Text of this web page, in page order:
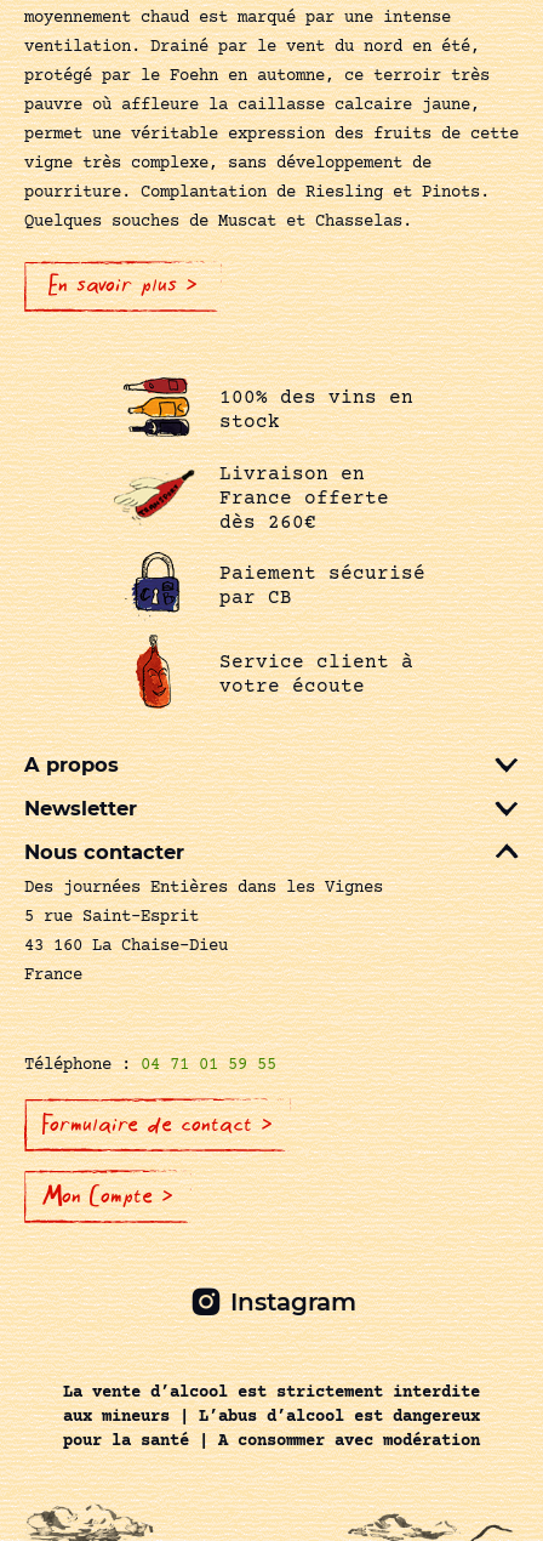
moyennement chaud est marqué par une intense
ventilation. Drainé par le vent du nord en été,
protégé par le Foehn en automne, ce terroir très
pauvre où affleure la caillasse calcaire jaune,
permet une véritable expression des fruits de cette
vigne très complexe, sans développement de
pourriture. Complantation de Riesling et Pinots.
Quelques souches de Muscat et Chasselas.
En savoir plus >
100% des vins en
stock
Livraison en
France offerte
dès 260€
Paiement sécurisé
par CB
Service client à
votre écoute
A propos
Newsletter
Nous contacter
Des journées Entières dans les Vignes
5 rue Saint-Esprit
43 160 La Chaise-Dieu
France
Téléphone :04 71 01 59 55
Formulaire de contact >
Mon Compte >
Instagram
La vente d’alcool est strictement interdite
aux mineurs | L’abus d’alcool est dangereux
pour la santé | A consommer avec modération